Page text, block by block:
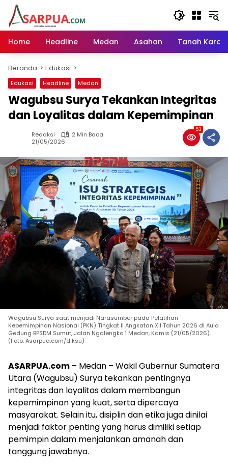
Langsung
konten
Home
Headline Medan Asahan Tanah Karo
Beranda Edukasi
Edukasi Headline Medan
Wagubsu Surya Tekankan Integritas
dan Loyalitas dalam Kepemimpinan
Redaksi
2 Min Baca
21/05/2026
53
Wagubsu Surya saat menjadi Narasumber pada Pelatihan
Kepemimpinan Nasional (PKN) Tingkat II Angkatan XII Tahun 2026 di Aula
Gedung BPSDM Sumut, Jalan Ngalengko 1 Medan, Kamis (21/05/2026).
(Foto. Asarpua.com/diksu)
ASARPUA.com – Medan – Wakil Gubernur Sumatera
Utara (Wagubsu) Surya tekankan pentingnya
integritas dan loyalitas dalam membangun
kepemimpinan yang kuat, serta dipercaya
masyarakat. Selain itu, disiplin dan etika juga dinilai
menjadi faktor penting yang harus dimiliki setiap
pemimpin dalam menjalankan amanah dan
tanggung jawabnya.